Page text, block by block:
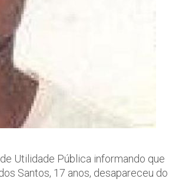
Utilidade Pública informando que
Santos, 17 anos, desapareceu do